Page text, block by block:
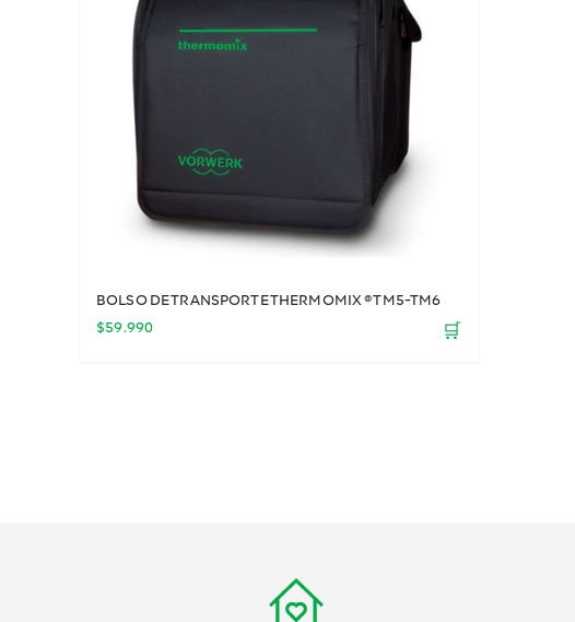
Potencia tu TM7
Merchandising (7)
Pack wow
Consumibles Kobold
Accesorios Kobold
Kobold VK7 (7)
Más vendidos (34)
Accesorios
BOLSO DE TRANSPORTE THERMOMIX ® TM5-TM6
$59.990 🛒